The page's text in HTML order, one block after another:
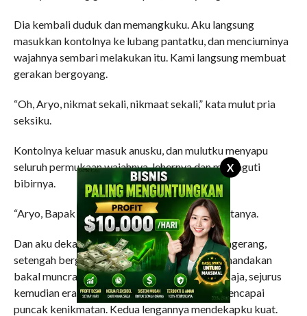
X
Dia kembali duduk dan memangkuku. Aku langsung
masukkan kontolnya ke lubang pantatku, dan menciuminya
wajahnya sembari melakukan itu. Kami langsung membuat
gerakan bergoyang.
“Oh, Aryo, nikmat sekali, nikmaat sekali,” kata mulut pria
seksiku.
Kontolnya keluar masuk anusku, dan mulutku menyapu
seluruh permukaan wajahnya, lehernya dan memaguti
bibirnya.
“Aryo, Bapak mau keluarr, ahh, mau keluarr,” katanya.
Dan aku dekap erat tubuh laki-laki itu. Dia mengerang,
setengah bergumam, tubuhnya menegang, menandakan
bakal muncratnya puncak kenikmatan. Benar saja, sejurus
kemudian erangannya memanjang, Pak Yadi mencapai
puncak kenikmatan. Kedua lengannya mendekapku kuat.